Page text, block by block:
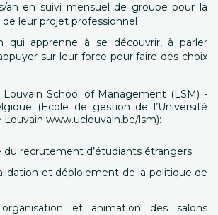
an en suivi mensuel de groupe pour la
leur projet professionnel
qui apprenne à se découvrir, à parler
sur leur force pour faire des choix
Louvain School of Management (LSM) -
(Ecole de gestion de l’Université
Louvain www.uclouvain.be/lsm):
du recrutement d’étudiants étrangers
et déploiement de la politique de
et animation des salons